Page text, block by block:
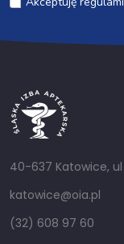
40-637 Katowice, ul
katowice@oia.pl
(32) 608 97 60